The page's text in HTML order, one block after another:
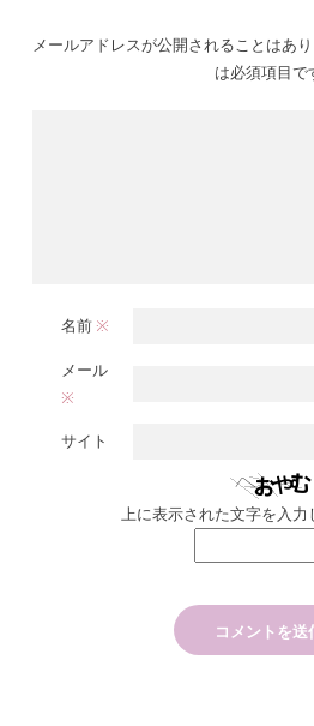
メールアドレスが公開されることはあり
は必須項目で
名前 ※
メール
※
サイト
上に表示された文字を入力